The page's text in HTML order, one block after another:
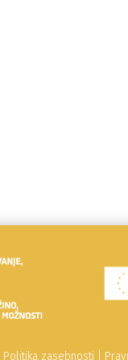
Politika zasebnosti|